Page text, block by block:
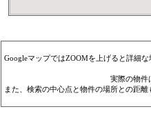
GoogleマップではZOOMを上げると詳細
実際の物件
また、検索の中心点と物件の場所との距